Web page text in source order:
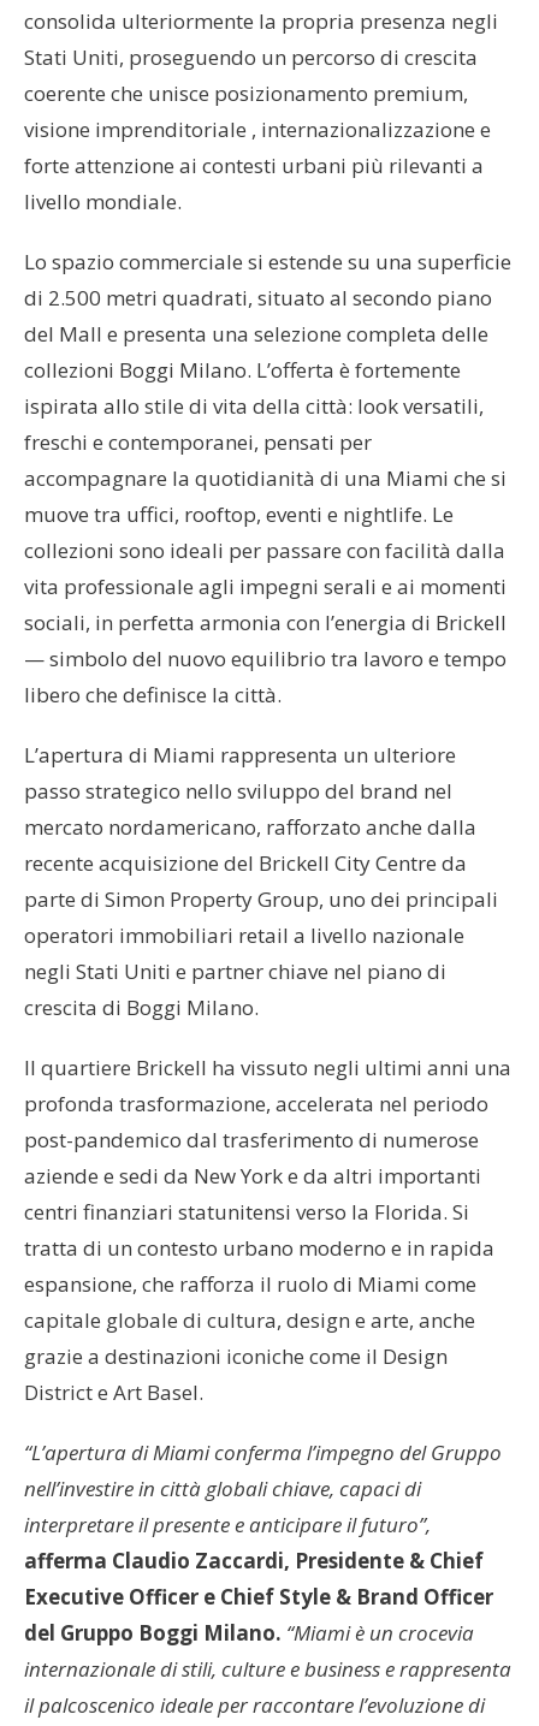
consolida ulteriormente la propria presenza negli
Stati Uniti, proseguendo un percorso di crescita
coerente che unisce posizionamento premium,
visione imprenditoriale , internazionalizzazione e
forte attenzione ai contesti urbani più rilevanti a
livello mondiale.
Lo spazio commerciale si estende su una superficie
di 2.500 metri quadrati, situato al secondo piano
del Mall e presenta una selezione completa delle
collezioni Boggi Milano. L’offerta è fortemente
ispirata allo stile di vita della città: look versatili,
freschi e contemporanei, pensati per
accompagnare la quotidianità di una Miami che si
muove tra uffici, rooftop, eventi e nightlife. Le
collezioni sono ideali per passare con facilità dalla
vita professionale agli impegni serali e ai momenti
sociali, in perfetta armonia con l’energia di Brickell
— simbolo del nuovo equilibrio tra lavoro e tempo
libero che definisce la città.
L’apertura di Miami rappresenta un ulteriore
passo strategico nello sviluppo del brand nel
mercato nordamericano, rafforzato anche dalla
recente acquisizione del Brickell City Centre da
parte di Simon Property Group, uno dei principali
operatori immobiliari retail a livello nazionale
negli Stati Uniti e partner chiave nel piano di
crescita di Boggi Milano.
Il quartiere Brickell ha vissuto negli ultimi anni una
profonda trasformazione, accelerata nel periodo
post-pandemico dal trasferimento di numerose
aziende e sedi da New York e da altri importanti
centri finanziari statunitensi verso la Florida. Si
tratta di un contesto urbano moderno e in rapida
espansione, che rafforza il ruolo di Miami come
capitale globale di cultura, design e arte, anche
grazie a destinazioni iconiche come il Design
District e Art Basel.
“L’apertura di Miami conferma l’impegno del Gruppo
nell’investire in città globali chiave, capaci di
interpretare il presente e anticipare il futuro”,
afferma Claudio Zaccardi, Presidente & Chief
Executive Officer e Chief Style & Brand Officer
del Gruppo Boggi Milano. “Miami è un crocevia
internazionale di stili, culture e business e rappresenta
il palcoscenico ideale per raccontare l’evoluzione di